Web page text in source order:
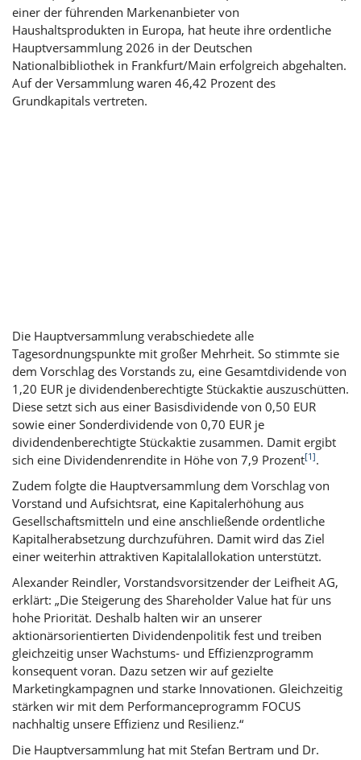
einer der führenden Markenanbieter von
Haushaltsprodukten in Europa, hat heute ihre ordentliche
Hauptversammlung 2026 in der Deutschen
Nationalbibliothek in Frankfurt/Main erfolgreich abgehalten.
Auf der Versammlung waren 46,42 Prozent des
Grundkapitals vertreten.
Die Hauptversammlung verabschiedete alle
Tagesordnungspunkte mit großer Mehrheit. So stimmte sie
dem Vorschlag des Vorstands zu, eine Gesamtdividende von
1,20 EUR je dividendenberechtigte Stückaktie auszuschütten.
Diese setzt sich aus einer Basisdividende von 0,50 EUR
sowie einer Sonderdividende von 0,70 EUR je
dividendenberechtigte Stückaktie zusammen. Damit ergibt
sich eine Dividendenrendite in Höhe von 7,9 Prozent[1].
Zudem folgte die Hauptversammlung dem Vorschlag von
Vorstand und Aufsichtsrat, eine Kapitalerhöhung aus
Gesellschaftsmitteln und eine anschließende ordentliche
Kapitalherabsetzung durchzuführen. Damit wird das Ziel
einer weiterhin attraktiven Kapitalallokation unterstützt.
Alexander Reindler, Vorstandsvorsitzender der Leifheit AG,
erklärt: „Die Steigerung des Shareholder Value hat für uns
hohe Priorität. Deshalb halten wir an unserer
aktionärsorientierten Dividendenpolitik fest und treiben
gleichzeitig unser Wachstums- und Effizienzprogramm
konsequent voran. Dazu setzen wir auf gezielte
Marketingkampagnen und starke Innovationen. Gleichzeitig
stärken wir mit dem Performanceprogramm FOCUS
nachhaltig unsere Effizienz und Resilienz.“
Die Hauptversammlung hat mit Stefan Bertram und Dr.